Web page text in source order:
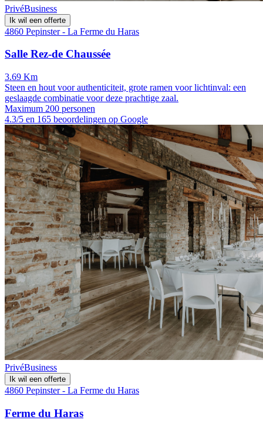
PrivéBusiness
Ik wil een offerte
4860 Pepinster - La Ferme du Haras
Salle Rez-de Chaussée
3.69 Km
Steen en hout voor authenticiteit, grote ramen voor lichtinval: een
geslaagde combinatie voor deze prachtige zaal.
Maximum 200 personen
4.3/5 en 165 beoordelingen op Google
PrivéBusiness
Ik wil een offerte
4860 Pepinster - La Ferme du Haras
Ferme du Haras